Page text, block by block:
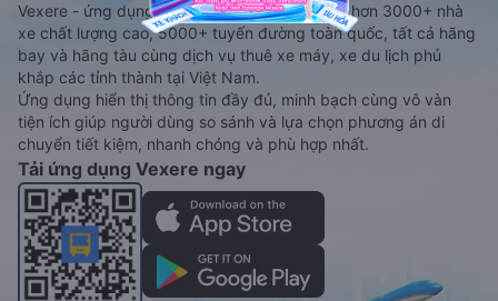
Vexere - ứng dụng đặt vé đa phương tiện với hơn 3000+ nhà
xe chất lượng cao, 5000+ tuyến đường toàn quốc, tất cả hãng
bay và hãng tàu cùng dịch vụ thuê xe máy, xe du lịch phủ
khắp các tỉnh thành tại Việt Nam.
Ứng dụng hiển thị thông tin đầy đủ, minh bạch cùng vô vàn
tiện ích giúp người dùng so sánh và lựa chọn phương án di
chuyển tiết kiệm, nhanh chóng và phù hợp nhất.
Tải ứng dụng Vexere ngay